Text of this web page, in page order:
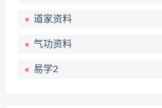
道家资料
气功资料
易学2